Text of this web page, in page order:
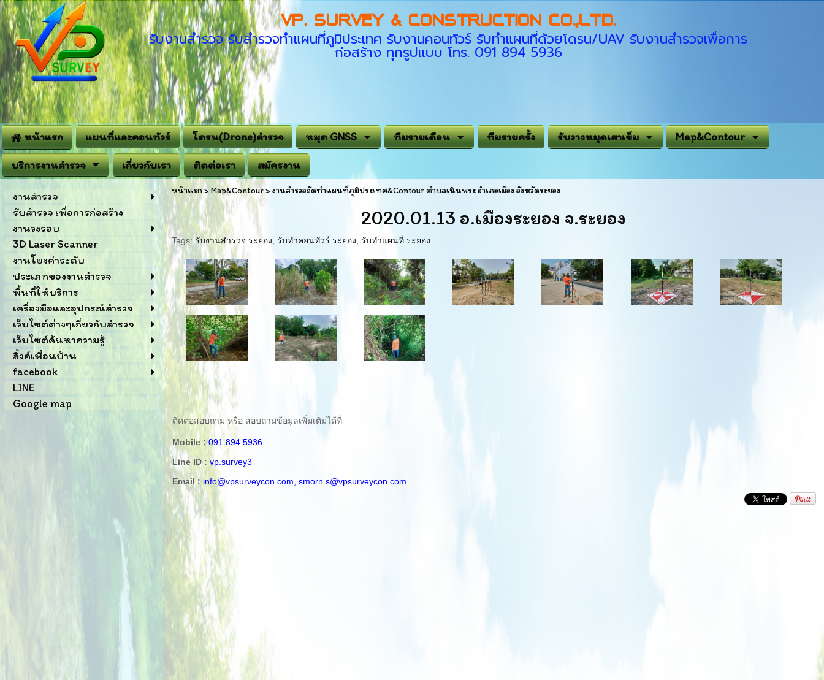
VP. SURVEY & CONSTRUCTION CO.,LTD.
รับงานสำรวจ รับสำรวจทำแผนที่ภูมิประเทศ รับงานคอนทัวร์ รับทำแผนที่ด้วยโดรน/UAV รับงานสำรวจเพื่อการ
ก่อสร้าง ทุกรูปแบบ โทร. 091 894 5936
หน้าแรก แผนที่และคอนทัวร์ โดรน(Drone)สำรวจ หมุด GNSS ทีมรายเดือน ทีมรายครั้ง รับวางหมุดเสาเข็ม Map&Contour
บริการงานสำรวจ เกี่ยวกับเรา ติดต่อเรา สมัครงาน
งานสำรวจ
รับสำรวจ เพื่อการก่อสร้าง
งานวงรอบ
3D Laser Scanner
งานโยงค่าระดับ
ประเภทของงานสำรวจ
พื้นที่ให้บริการ
เครื่องมือและอุปกรณ์สำรวจ
เว็บไซต์ต่างๆเกี่ยวกับสำรวจ
เว็บไซต์ค้นหาความรู้
ลิ้งค์เพื่อนบ้าน
facebook
LINE
Google map
หน้าแรก> Map&Contour> งานสำรวจจัดทำแผนที่ภูมิประเทศ&Contour ตำบลเนินพระ อำเภอเมือง จังหวัดระยอง
2020.01.13 อ.เมืองระยอง จ.ระยอง
Tags:รับงานสำรวจ ระยอง ,รับทำคอนทัวร์ ระยอง ,รับทำแผนที่ ระยอง
ติดต่อสอบถาม หรือ สอบถามข้อมูลเพิ่มเติมได้ที่
Mobile : 091 894 5936
Line ID : vp.survey3
Email : info@vpsurveycon.com, smorn.s@vpsurveycon.com